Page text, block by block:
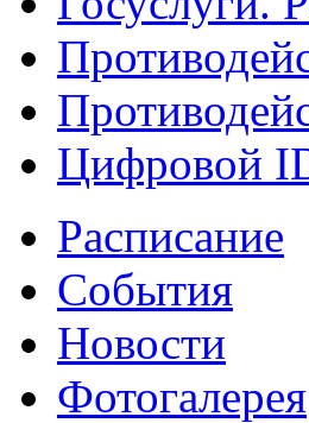
Цифровой
Расписание
События
Новости
Фотогалерея